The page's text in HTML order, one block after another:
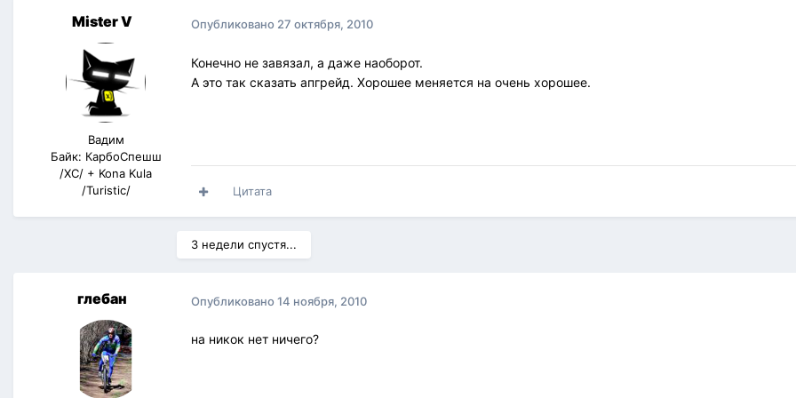
Mister V
Вадим
Байк: КарбоСпешш
/XC/ + Kona Kula
/Turistic/
Опубликовано 27 октября, 2010
Конечно не завязал, а даже наоборот.
А это так сказать апгрейд. Хорошее меняется на очень хорошее.
Цитата
3 недели спустя...
глебан Опубликовано14 ноября, 2010
на никок нет ничего?